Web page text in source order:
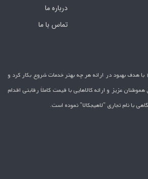
درباره ما
تماس با ما
مجموعه کانسپت از سال 1395 با هدف بهبود در ارائه هر چه بهتر خدمات شروع بکار کرد و
عزیز و ارائه کالاهایی با قیمت کاملاَ رقابتی اقدام
با نام تجاری "لاهیج­کالا" نموده است.